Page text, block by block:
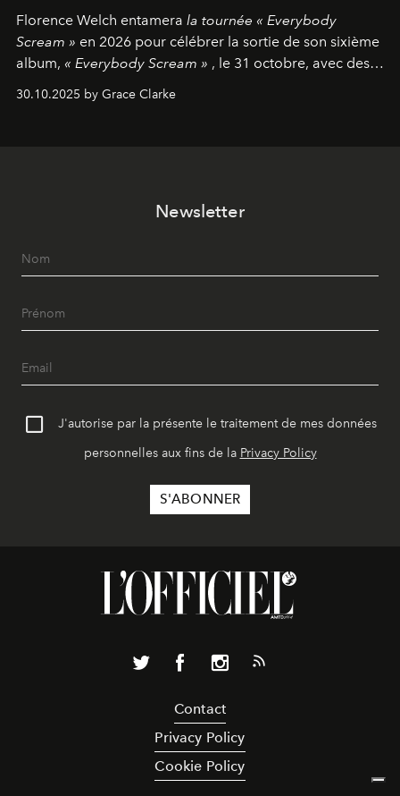
Florence Welch entamera la tournée « Everybody
Scream » en 2026 pour célébrer la sortie de son sixième
album, « Everybody Scream » , le 31 octobre, avec des
30.10.2025 by Grace Clarke
Newsletter
J'autorise par la présente le traitement de mes données
personnelles aux fins de la Privacy Policy
Contact
Privacy Policy
Cookie Policy